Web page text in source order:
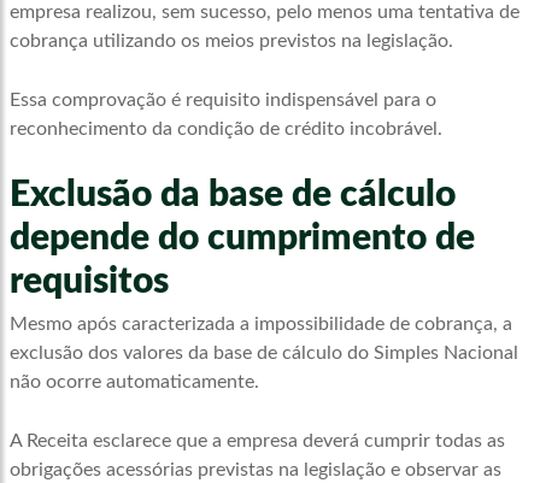
empresa realizou, sem sucesso, pelo menos uma tentativa de
cobrança utilizando os meios previstos na legislação.
Essa comprovação é requisito indispensável para o
reconhecimento da condição de crédito incobrável.
Exclusão da base de cálculo
depende do cumprimento de
requisitos
Mesmo após caracterizada a impossibilidade de cobrança, a
exclusão dos valores da base de cálculo do Simples Nacional
não ocorre automaticamente.
A Receita esclarece que a empresa deverá cumprir todas as
obrigações acessórias previstas na legislação e observar as